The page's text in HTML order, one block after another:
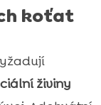
koťat
živiny